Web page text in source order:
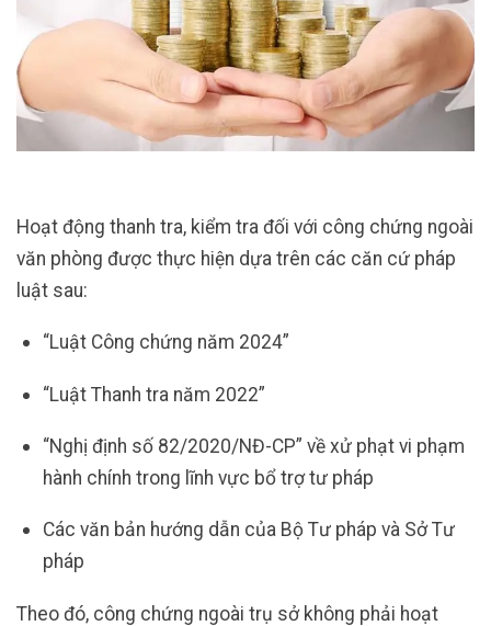
Hoạt động thanh tra, kiểm tra đối với công chứng ngoài
văn phòng được thực hiện dựa trên các căn cứ pháp
luật sau:
“Luật Công chứng năm 2024”
“Luật Thanh tra năm 2022”
“Nghị định số 82/2020/NĐ-CP” về xử phạt vi phạm
hành chính trong lĩnh vực bổ trợ tư pháp
Các văn bản hướng dẫn của Bộ Tư pháp và Sở Tư
pháp
Theo đó, công chứng ngoài trụ sở không phải hoạt